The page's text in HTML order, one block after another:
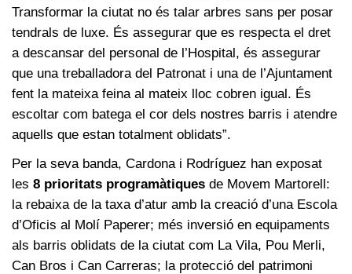
Transformar la ciutat no és talar arbres sans per posar
tendrals de luxe. És assegurar que es respecta el dret
a descansar del personal de l’Hospital, és assegurar
que una treballadora del Patronat i una de l’Ajuntament
fent la mateixa feina al mateix lloc cobren igual. És
escoltar com batega el cor dels nostres barris i atendre
aquells que estan totalment oblidats”.
Per la seva banda, Cardona i Rodríguez han exposat
les 8 prioritats programàtiques de Movem Martorell:
la rebaixa de la taxa d’atur amb la creació d’una Escola
d’Oficis al Molí Paperer; més inversió en equipaments
als barris oblidats de la ciutat com La Vila, Pou Merli,
Can Bros i Can Carreras; la protecció del patrimoni